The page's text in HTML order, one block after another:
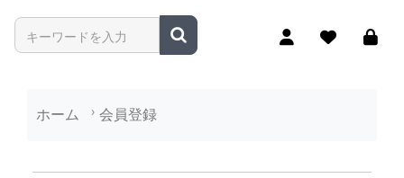
商品名やキーワードを入力
ホーム 会員登録